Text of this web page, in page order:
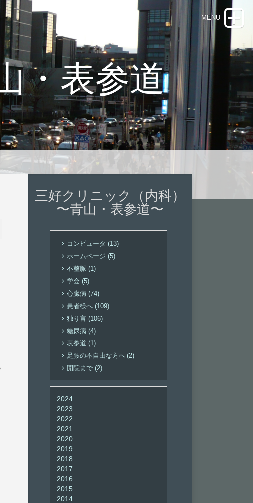
・表参道
三好クリニック（内科）
〜青山・表参道〜
コンピュータ (13)
ホームページ (5)
不整脈 (1)
学会 (5)
心臓病 (74)
患者様へ (109)
独り言 (106)
糖尿病 (4)
表参道 (1)
足腰の不自由な方へ (2)
開院まで (2)
2024
2023
2022
2021
2020
2019
2018
2017
2016
2015
2014